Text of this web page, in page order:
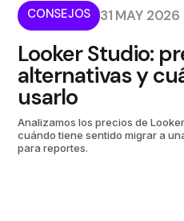
CONSEJOS 31 MAY 2026
Looker Studio:
alternativas y
usarlo
Analizamos los precios de
cuándo tiene sentido migrar a
para reportes.